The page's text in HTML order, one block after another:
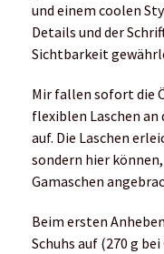
und einem coolen
Details und der
Sichtbarkeit
Mir fallen sofort die
flexiblen Laschen an
auf. Die Laschen
sondern hier
Gamaschen
Beim ersten
Schuhs auf (270 g bei